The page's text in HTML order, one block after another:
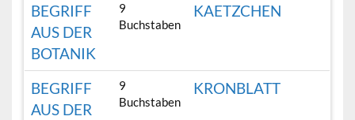
BEGRIFF
AUS DER
BOTANIK
9
Buchstaben
KAETZCHEN
BEGRIFF
AUS DER
9
Buchstaben
KRONBLATT